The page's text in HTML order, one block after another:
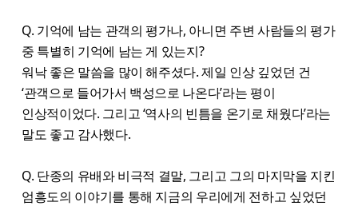
Q. 기억에 남는 관객의 평가나, 아니면 주변 사람들의 평가
중 특별히 기억에 남는 게 있는지?
워낙 좋은 말씀을 많이 해주셨다. 제일 인상 깊었던 건
‘관객으로 들어가서 백성으로 나온다’라는 평이
인상적이었다. 그리고 ‘역사의 빈틈을 온기로 채웠다’라는
말도 좋고 감사했다.
Q. 단종의 유배와 비극적 결말, 그리고 그의 마지막을 지킨
엄흥도의 이야기를 통해 지금의 우리에게 전하고 싶었던